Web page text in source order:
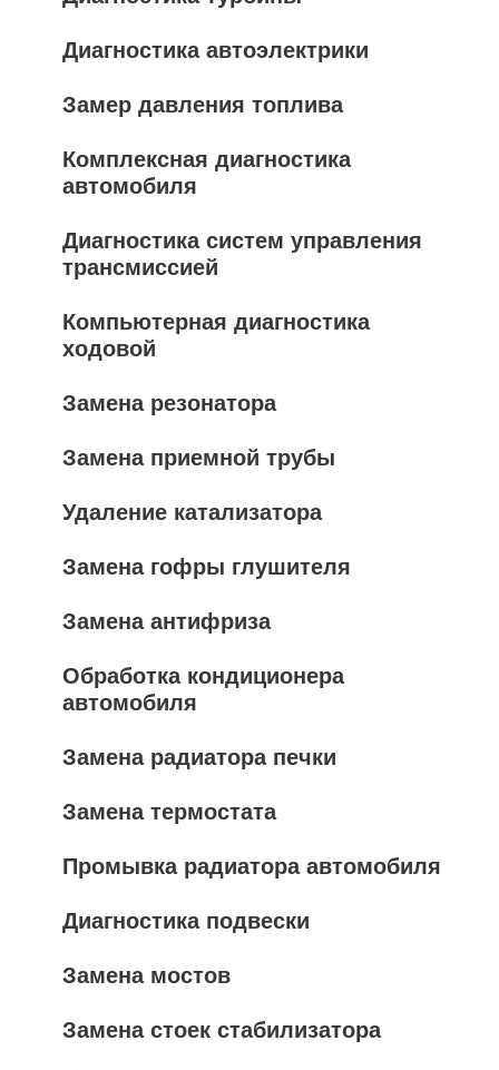
Диагностика автоэлектрики
Замер давления топлива
Комплексная диагностика
автомобиля
Диагностика систем управления
трансмиссией
Компьютерная диагностика
ходовой
Замена резонатора
Замена приемной трубы
Удаление катализатора
Замена гофры глушителя
Замена антифриза
Обработка кондиционера
автомобиля
Замена радиатора печки
Замена термостата
Промывка радиатора автомобиля
Диагностика подвески
Замена мостов
Замена стоек стабилизатора